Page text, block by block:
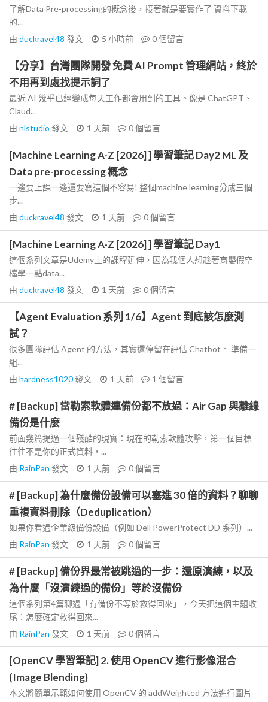
了解Data Pre-processing的概念後，接著就是要實作了 資料下載
的...
由 duckravel48 發文 5 小時前 0個留言
【分享】台灣團隊開發 免費 AI Prompt 管理網站，終於
不用再到處找提示詞了
最近 AI 幾乎已經變成每天工作都會用到的工具。像是 ChatGPT、
Claud...
由 nlstudio 發文 1 天前 0個留言
[Machine Learning A-Z [2026] ] 學習筆記 Day2 ML 及
Data pre-processing 概念
一邊要上課一邊還要寫這個不容易! 整個machine learning分成三個
步...
由 duckravel48 發文 1 天前 0個留言
[Machine Learning A-Z [2026] ] 學習筆記 Day1
這個系列文章是Udemy上的課程延伸，因為我個人想趁著育嬰假空
檔學一點data...
由 duckravel48 發文 1 天前 0個留言
【Agent Evaluation 系列 1/6】Agent 到底該怎麼測
試？
很多團隊評估 Agent 的方法，其實還停留在評估 Chatbot。 準備一
組...
由 hardness1020發文 1 天前 1 個留言
# [Backup] 當勒索軟體連備份都不放過：Air Gap 與離線
備份是什麼
前面幾篇提過一個殘酷的現實：現在的勒索軟體攻擊，第一個目標
往往不是你的正式資料，...
由 RainPan 發文 1 天前 0個留言
# [Backup] 為什麼備份設備可以塞進 30 倍的資料？聊聊
重複資料刪除（Deduplication）
如果你看過企業級備份設備（例如 Dell PowerProtect DD 系列）...
由 RainPan 發文 1 天前 0個留言
# [Backup] 備份界最常被跳過的一步：還原演練，以及
為什麼「沒演練過的備份」等於沒備份
這個系列第4篇聊過「有備份不等於救得回來」，今天把這個主題收
尾：怎麼確定救得回來...
由 RainPan 發文 1 天前 0個留言
[OpenCV 學習筆記] 2. 使用 OpenCV 進行影像混合
(Image Blending)
本文將簡單示範如何使用 OpenCV 的 addWeighted 方法進行圖片